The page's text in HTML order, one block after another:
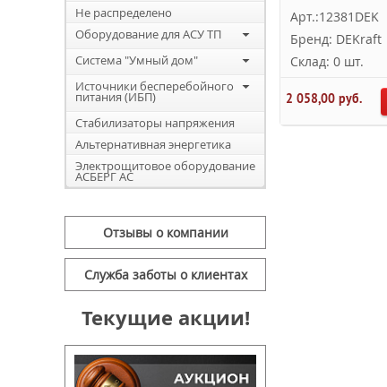
Не распределено
Оборудование для АСУ ТП
Система "Умный дом"
Источники бесперебойного
питания (ИБП)
Стабилизаторы напряжения
Альтернативная энергетика
Электрощитовое оборудование
АСБЕРГ АС
Отзывы о компании
Служба заботы о клиентах
Текущие акции!
Арт.:12381DEK
Бренд: DEKraft
Склад: 0 шт.
2 058,00 руб.